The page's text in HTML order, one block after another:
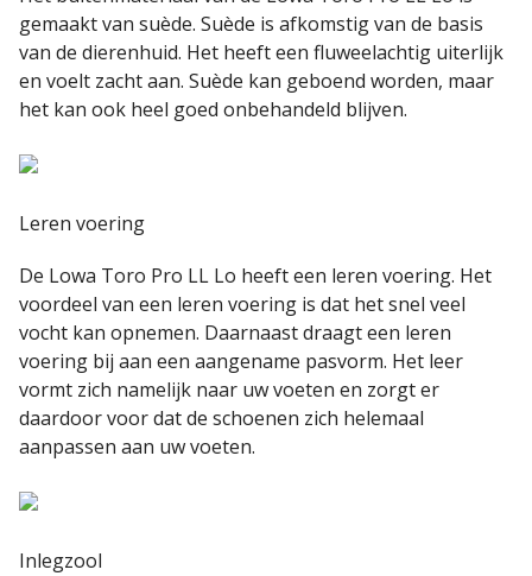
gemaakt van suède. Suède is afkomstig van de basis
van de dierenhuid. Het heeft een fluweelachtig uiterlijk
en voelt zacht aan. Suède kan geboend worden, maar
het kan ook heel goed onbehandeld blijven.
Leren voering
De Lowa Toro Pro LL Lo heeft een leren voering. Het
voordeel van een leren voering is dat het snel veel
vocht kan opnemen. Daarnaast draagt een leren
voering bij aan een aangename pasvorm. Het leer
vormt zich namelijk naar uw voeten en zorgt er
daardoor voor dat de schoenen zich helemaal
aanpassen aan uw voeten.
Inlegzool